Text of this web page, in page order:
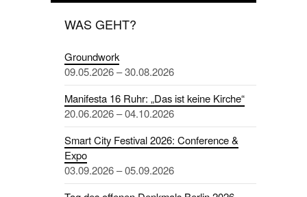
WAS GEHT?
Groundwork
09.05.2026 – 30.08.2026
Manifesta 16 Ruhr: „Das ist keine Kirche“
20.06.2026 – 04.10.2026
Smart City Festival 2026: Conference &
Expo
03.09.2026 – 05.09.2026